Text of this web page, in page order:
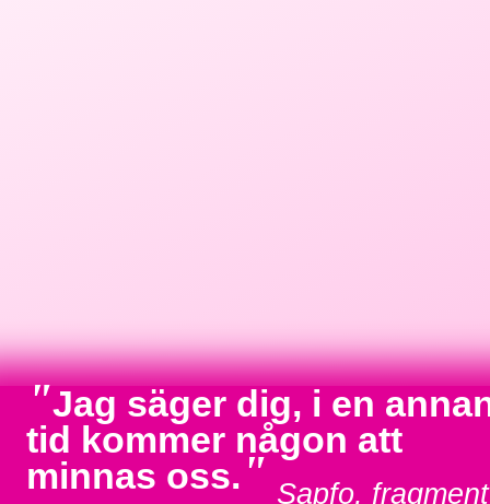
"Jag säger dig, i en
tid kommer någon att
minnas oss. " Sapfo, fragment